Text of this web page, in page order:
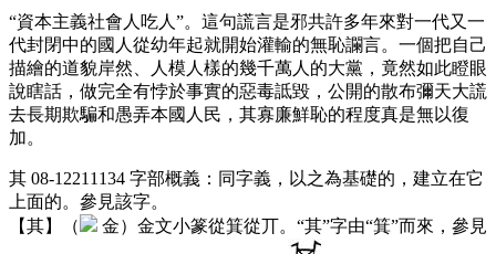
“資本主義社會人吃人”。這句謊言是邪共許多年來對一代又一
代封閉中的國人從幼年起就開始灌輸的無恥讕言。一個把自己
描繪的道貌岸然、人模人樣的幾千萬人的大黨，竟然如此瞪眼
說瞎話，做完全有悖於事實的惡毒詆毀，公開的散布彌天大謊
去長期欺騙和愚弄本國人民，其寡廉鮮恥的程度真是無以復
加。
其 08-12211134 字部概義：同字義，以之為基礎的，建立在它
上面的。參見該字。
【其】（
金）金文小篆從箕從丌。“其”字由“箕”而來，參見